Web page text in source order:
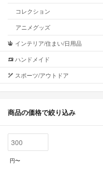
コレクション
アニメグッズ
インテリア/住まい/日用品
ハンドメイド
スポーツ/アウトドア
商品の価格で絞り込み
円〜